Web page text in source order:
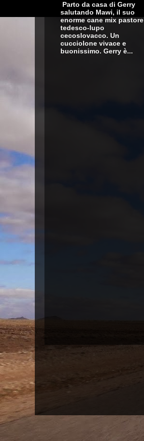
Parto da casa di Gerry
salutando Mawi, il suo
enorme cane mix pastore
tedesco-lupo
cecoslovacco. Un
cucciolone vivace e
buonissimo. Gerry è...